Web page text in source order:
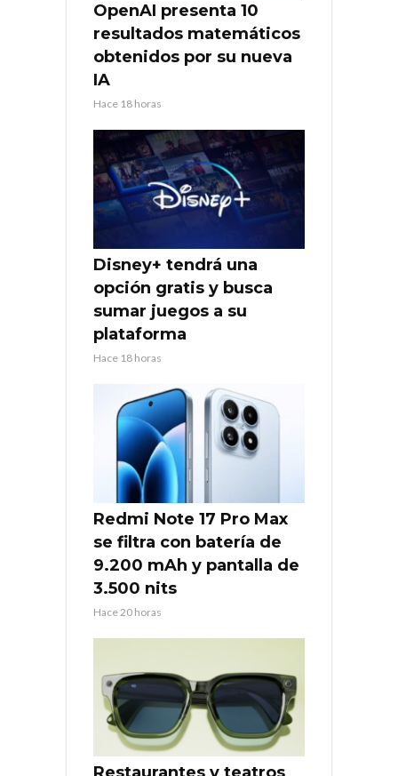
OpenAI presenta 10
resultados matemáticos
obtenidos por su nueva
IA
Hace 18 horas
Disney+ tendrá una
opción gratis y busca
sumar juegos a su
plataforma
Hace 18 horas
Redmi Note 17 Pro Max
se filtra con batería de
9.200 mAh y pantalla de
3.500 nits
Hace 20 horas